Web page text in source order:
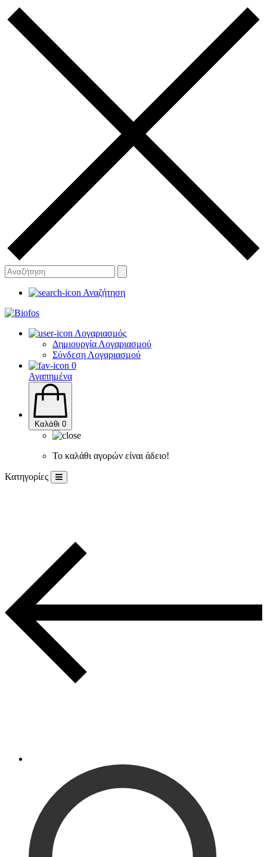
Αναζήτηση
Λογαριασμός
Δημιουργία Λογαριασμού
Σύνδεση Λογαριασμού
0
Αγαπημένα
Καλάθι 0
Το καλάθι αγορών είναι άδειο!
Κατηγορίες